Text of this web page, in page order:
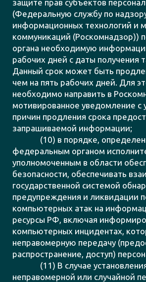
защите прав субъектов
(Федеральную службу по
информационных технологий и
коммуникаций (Роскомнадзор))
органа необходимую
рабочих дней с даты получения
Данный срок может быть
чем на пять рабочих дней. Для
необходимо направить в
мотивированное уведомление с
причин продления срока
запрашиваемой информации;
(10) в порядке,
федеральным органом
уполномоченным в области
безопасности, обеспечивать
государственной системой
предупреждения и ликвидации
компьютерных атак на
ресурсы РФ, включая
компьютерных инцидентах,
неправомерную передачу
распространение, доступ)
(11) В случае
неправомерной или случайной